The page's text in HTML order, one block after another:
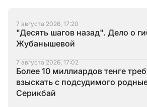
7 августа 2026, 17:20
"Десять шагов назад". Дело о
Жубанышевой
7 августа 2026, 17:02
Более 10 миллиардов тенге
взыскать с подсудимого
Серикбай